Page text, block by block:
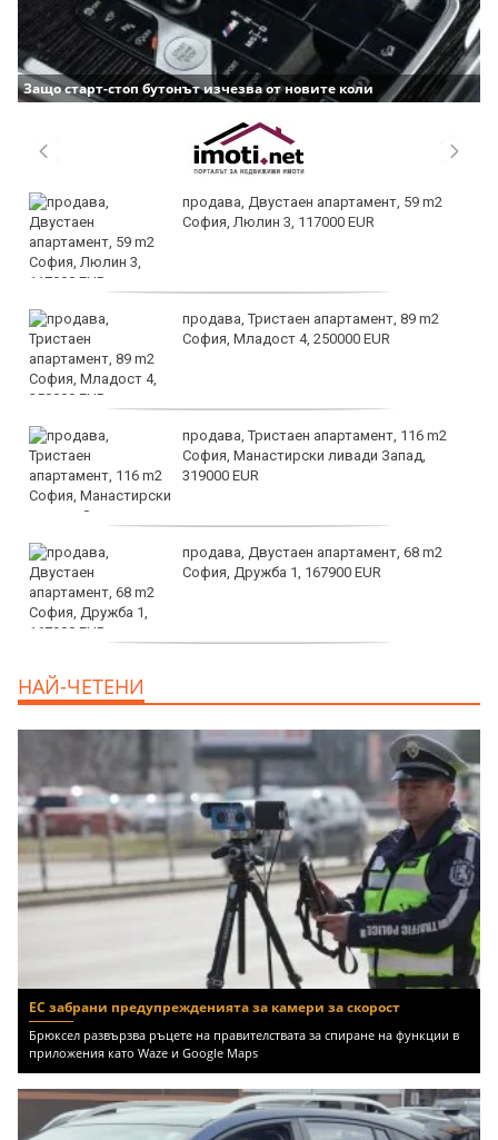
Защо старт-стоп бутонът изчезва от новите коли
продава, Двустаен апартамент, 59 m2
София, Люлин 3, 117000 EUR
продава, Тристаен апартамент, 89 m2
София, Младост 4, 250000 EUR
продава, Тристаен апартамент, 116 m2
София, Манастирски ливади Запад,
319000 EUR
продава, Двустаен апартамент, 68 m2
София, Дружба 1, 167900 EUR
НАЙ-ЧЕТЕНИ
ЕС забрани предупрежденията за камери за скорост
Брюксел развързва ръцете на правителствата за спиране на функции в
приложения като Waze и Google Maps